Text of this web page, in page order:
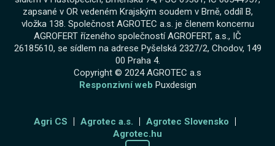
zapsané v OR vedeném Krajským soudem v Brně, oddíl B,
vložka 138. Společnost AGROTEC a.s. je členem koncernu
AGROFERT řízeného společností AGROFERT, a.s., IČ
26185610, se sídlem na adrese Pyšelská 2327/2, Chodov, 149
00 Praha 4.
Copyright © 2024 AGROTEC a.s
Responzivní web Puxdesign
Agri CS Agrotec a.s.
Agrotec Slovensko
Agrotec.hu